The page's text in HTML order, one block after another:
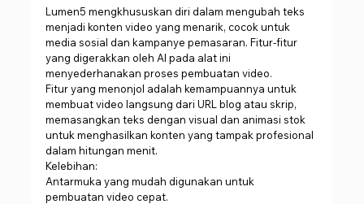
Lumen5 mengkhususkan diri dalam mengubah teks
menjadi konten video yang menarik, cocok untuk
media sosial dan kampanye pemasaran. Fitur-fitur
yang digerakkan oleh AI pada alat ini
menyederhanakan proses pembuatan video.
Fitur yang menonjol adalah kemampuannya untuk
membuat video langsung dari URL blog atau skrip,
memasangkan teks dengan visual dan animasi stok
untuk menghasilkan konten yang tampak profesional
dalam hitungan menit.
Kelebihan:
Antarmuka yang mudah digunakan untuk
pembuatan video cepat.